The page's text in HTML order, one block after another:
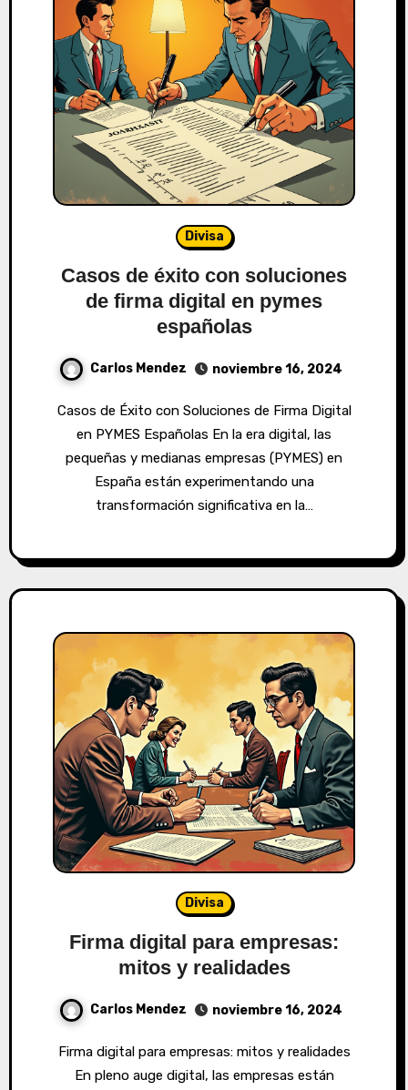
Divisa
Casos de éxito con soluciones
de firma digital en pymes
españolas
Carlos Mendez noviembre 16, 2024
Casos de Éxito con Soluciones de Firma Digital
en PYMES Españolas En la era digital, las
pequeñas y medianas empresas (PYMES) en
España están experimentando una
transformación significativa en la…
Divisa
Firma digital para empresas:
mitos y realidades
Carlos Mendez noviembre 16, 2024
Firma digital para empresas: mitos y realidades
En pleno auge digital, las empresas están